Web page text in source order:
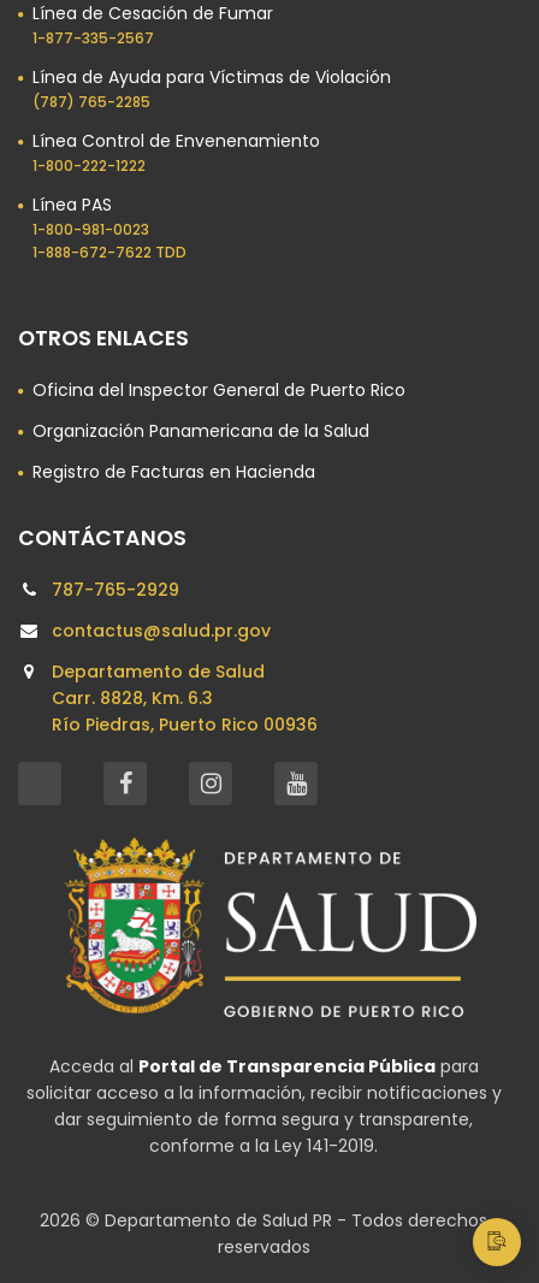
OTROS ENLACES
Oficina del Inspector General de Puerto Rico
Organización Panamericana de la Salud
Registro de Facturas en Hacienda
Línea de Cesación de Fumar
1-877-335-2567
Línea de Ayuda para Víctimas de Violación
(787) 765-2285
Línea Control de Envenenamiento
1-800-222-1222
Línea PAS
1-800-981-0023​
1-888-672-7622 TDD
CONTÁCTANOS
787-765-2929
contactus@salud.pr.gov
Departamento de Salud
Carr. 8828, Km. 6.3
Río Piedras, Puerto Rico 00936
Acceda al Portal de Transparencia Públicapara
solicitar acceso a la información, recibir notificaciones y
dar seguimiento de forma segura y transparente,
conforme a la Ley 141-2019.
2026 © Departamento de Salud PR - Todos derechos
reservados